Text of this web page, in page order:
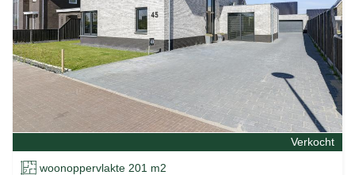
Verkocht
woonoppervlakte 201 m2